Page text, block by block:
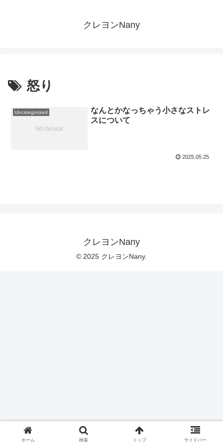
クレヨンNany
怒り
Uncategorized
なんとかなっちゃう小さなストレ
スについて
2025.05.25
クレヨンNany
© 2025 クレヨンNany.
ホーム 検索 トップ サイドバー